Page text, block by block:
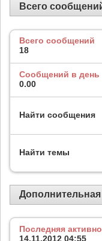
Всего
Всего сообщений
18
Сообщений в день
0.00
Найти сообщения
Найти темы
Последняя
14.11.2012 04:55